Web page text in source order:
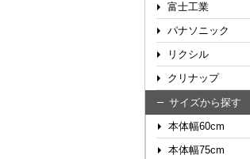
富士工業
パナソニック
リクシル
クリナップ
サイズから探す
本体幅60cm
本体幅75cm